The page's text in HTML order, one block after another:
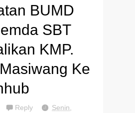
BUMD
SBT
KMP.
Ke
Reply
Senin,